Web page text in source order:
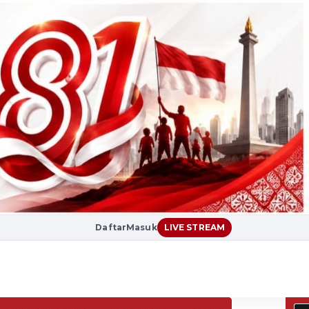
DaftarMasuk LIVE STREAM